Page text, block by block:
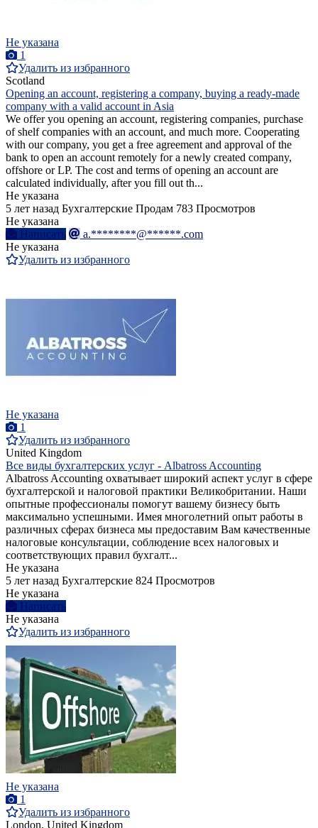
Не указана
1
Удалить из избранного
Scotland
Opening an account, registering a company, buying a ready-made
company with a valid account in Asia
We offer you opening an account, registering companies, purchase
of shelf companies with an account, and much more. Cooperating
with our company, you get a free agreement and approval of the
bank to open an account remotely for a newly created company,
offshore or LP. The cost and terms of opening an account are
calculated individually, after you fill out th...
Не указана
5 лет назад Бухгалтерские Продам 783 Просмотров
Не указана
Написать
a.********@******.com
Не указана
Удалить из избранного
Не указана
1
Удалить из избранного
United Kingdom
Все виды бухгалтерских услуг - Albatross Accounting
Albatross Accounting охватывает широкий аспект услуг в сфере
бухгалтерской и налоговой практики Великобритании. Наши
опытные профессионалы помогут вашему бизнесу быть
максимально успешными. Имея многолетний опыт работы в
различных сферах бизнеса мы предоставим Вам качественные
налоговые консультации, соблюдение всех налоговых и
соответствующих правил бухгалт...
Не указана
5 лет назад Бухгалтерские 824 Просмотров
Не указана
Написать
Не указана
Удалить из избранного
Не указана
1
Удалить из избранного
London, United Kingdom